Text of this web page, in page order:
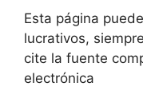
Esta página
lucrativos,
cite la fuente
electrónica